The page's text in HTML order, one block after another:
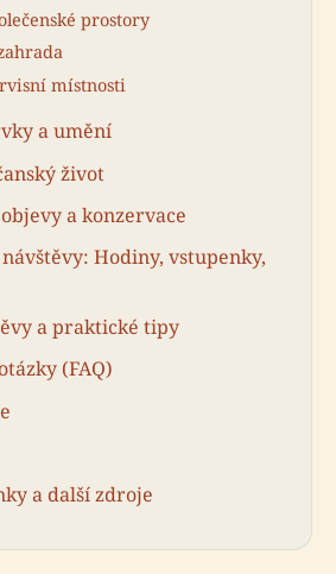
prostory
místnosti
a umění
život
a konzervace
Hodiny, vstupenky,
a praktické tipy
(FAQ)
a další zdroje